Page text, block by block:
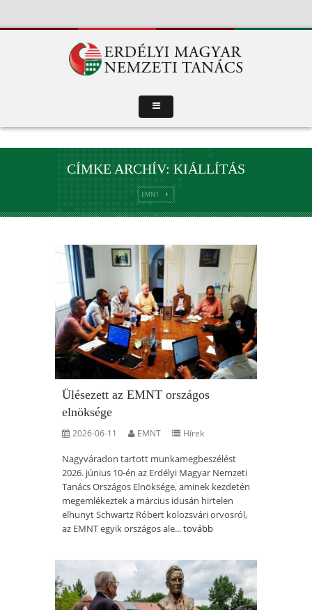
CÍMKE ARCHÍV: KIÁLLÍTÁS
EMNT
Ülésezett az EMNT országos
elnöksége
2026-06-11 EMNT Hírek
Nagyváradon tartott munkamegbeszélést
2026. június 10-én az Erdélyi Magyar Nemzeti
Tanács Országos Elnöksége, aminek kezdetén
megemlékeztek a március idusán hirtelen
elhunyt Schwartz Róbert kolozsvári orvosról,
az EMNT egyik országos ale...tovább